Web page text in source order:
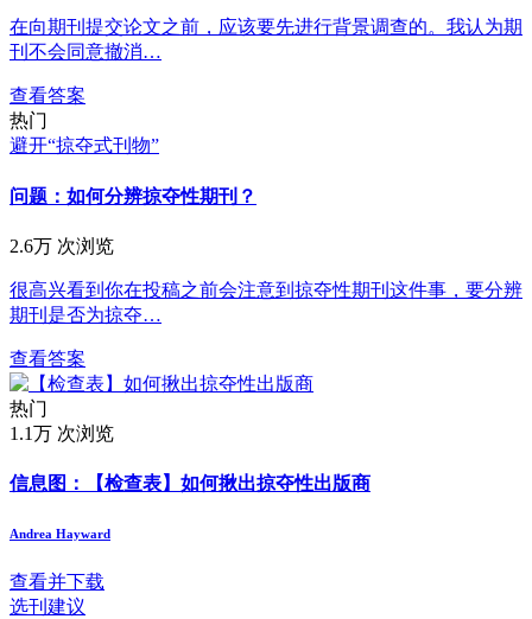
在向期刊提交论文之前，应该要先进行背景调查的。我认为期
刊不会同意撤消…
查看答案
热门
避开“掠夺式刊物”
问题：如何分辨掠夺性期刊？
2.6万 次浏览
很高兴看到你在投稿之前会注意到掠夺性期刊这件事，要分辨
期刊是否为掠夺…
查看答案
热门
1.1万 次浏览
信息图：【检查表】如何揪出掠夺性出版商
Andrea Hayward
查看并下载
选刊建议